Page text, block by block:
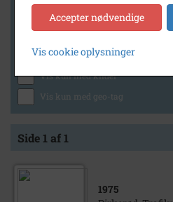
Vis kun med billeder
Vis kun med lydklip
Vis kun med kilder
Vis kun med geo-tag
Side 1 af 1
1975
Accepter nødvendige
Vis cookie oplysninger